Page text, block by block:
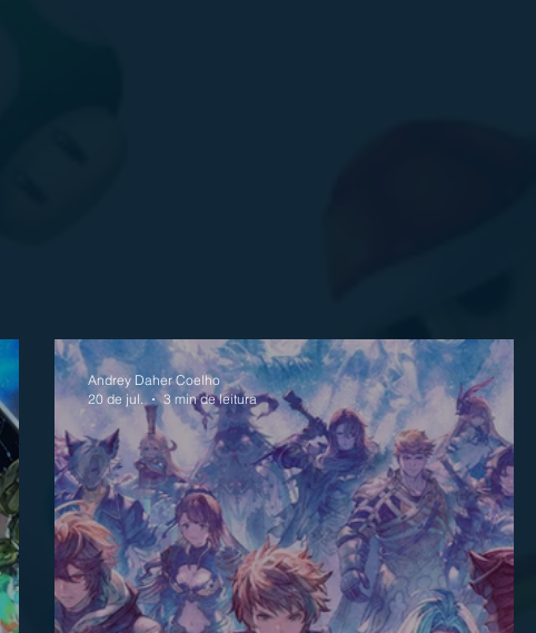
Andrey Daher Coelho
20 de jul.
3 min de leitura